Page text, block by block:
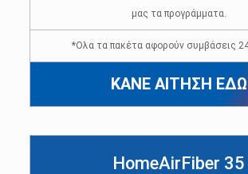
μας τα προγράμματα.
*Ολα τα πακέτα αφορούν συμβάσεις
ΚΑΝΕ ΑΙΤΗΣΗ ΕΔΩ
HomeAirFiber 35